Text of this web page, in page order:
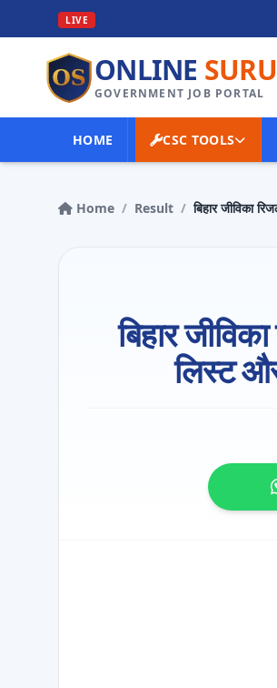
LIVE
ONLINE SURU
GOVERNMENT JOB PORTAL
HOME CSC TOOLS
Home / Result / बिहार जीविका
बिहार
लिस्ट